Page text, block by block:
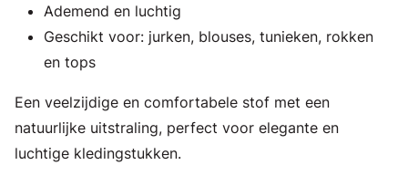
Ademend en luchtig
Geschikt voor: jurken, blouses, tunieken, rokken
en tops
Een veelzijdige en comfortabele stof met een
natuurlijke uitstraling, perfect voor elegante en
luchtige kledingstukken.